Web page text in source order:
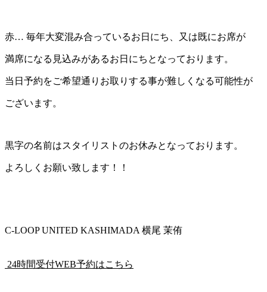
赤… 毎年大変混み合っているお日にち、又は既にお席が
満席になる見込みがあるお日にちとなっております。
当日予約をご希望通りお取りする事が難しくなる可能性が
ございます。
黒字の名前はスタイリストのお休みとなっております。
よろしくお願い致します！！
C-LOOP UNITED KASHIMADA 横尾 茉侑
24時間受付WEB予約はこちら